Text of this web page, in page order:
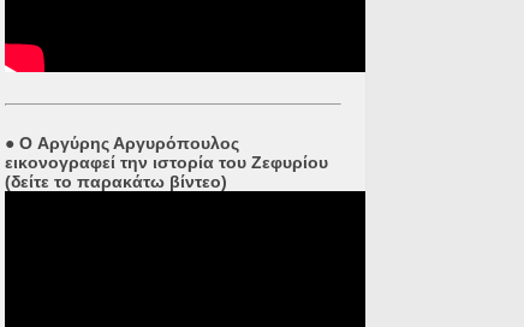
● O Αργύρης Αργυρόπουλος
εικονογραφεί την ιστορία του Ζεφυρίου
(δείτε το παρακάτω βίντεο)